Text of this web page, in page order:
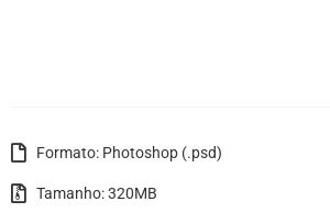
Formato: Photoshop (.psd)
Tamanho: 320MB